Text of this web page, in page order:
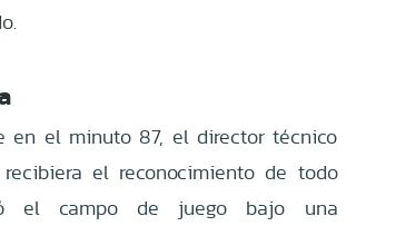
en el minuto 87, el director técnico
el reconocimiento de todo
el campo de juego bajo una